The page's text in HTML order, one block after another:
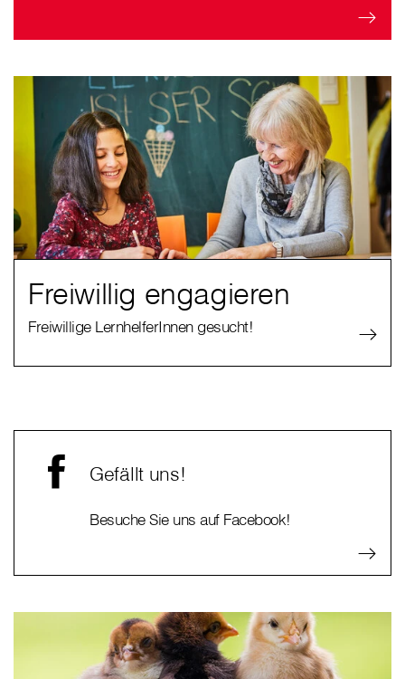
Freiwillig engagieren
Freiwillige LernhelferInnen gesucht!
Gefällt uns!
Besuche Sie uns auf Facebook!